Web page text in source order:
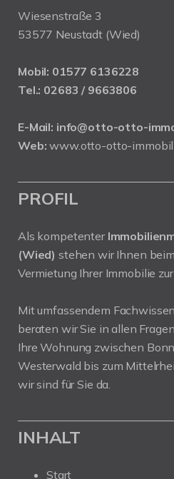
Wiesenstraße 3
53577 Neustadt (Wied)
Mobil: 01577 6136228
Tel.: 02683 / 9663806
E-Mail: info@otto-otto-
Web: www.otto-otto-
PROFIL
Als kompetenter
(Wied) stehen wir Ihnen
Vermietung Ihrer Immobilie
Mit umfassendem
beraten wir Sie in allen
Ihre Wohnung zwischen
Westerwald bis zum
wir sind für Sie da.
INHALT
Start